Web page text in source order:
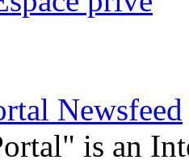
Newsfeed
is an